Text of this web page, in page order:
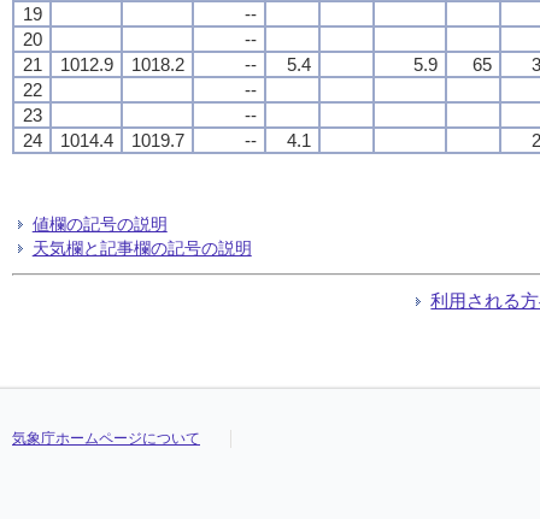
19
--
20
--
21
1012.9 1018.2 -- 5.4 5.9 65
22
--
23
--
24
1014.4 1019.7 -- 4.1
値欄の記号の説明
天気欄と記事欄の記号の説明
利用される
気象庁ホームページについて